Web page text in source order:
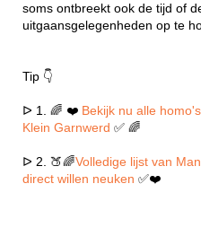
soms ontbreekt ook de tijd of
uitgaansgelegenheden op te
Tip 👇
ᐅ 1. 🌈 ❤️ Bekijk nu alle
Klein Garnwerd ✅ 🌈
ᐅ 2. 🍑🌈Volledige lijst van
direct willen neuken ✅❤️